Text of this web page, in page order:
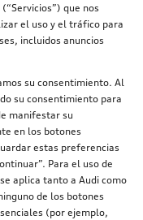
que nos
el uso y el tráfico para
incluidos anuncios
su consentimiento. Al
su consentimiento para
manifestar su
en los botones
estas preferencias
Para el uso de
aplica tanto a Audi como
de los botones
(por ejemplo,